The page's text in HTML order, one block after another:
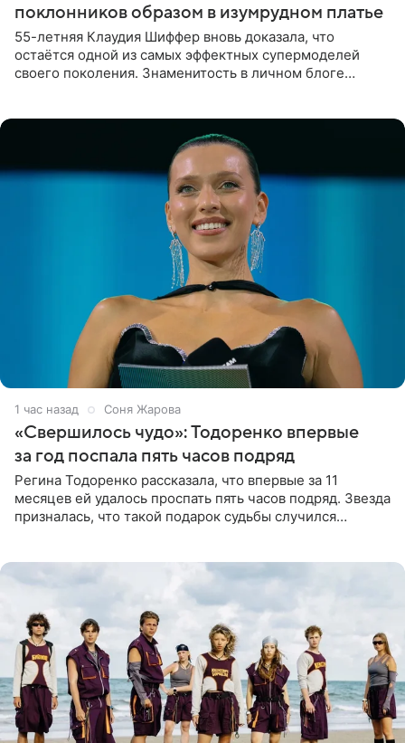
поклонников образом в изумрудном платье
55-летняя Клаудия Шиффер вновь доказала, что
остаётся одной из самых эффектных супермоделей
своего поколения. Знаменитость в личном блоге
1 час назад Соня Жарова
«Свершилось чудо»: Тодоренко впервые
за год поспала пять часов подряд
Регина Тодоренко рассказала, что впервые за 11
месяцев ей удалось проспать пять часов подряд. Звезда
призналась, что такой подарок судьбы случился